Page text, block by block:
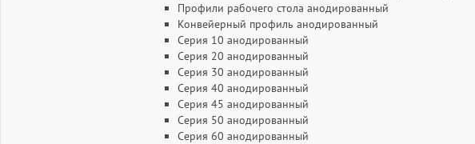
Профили рабочего стола анодированный
Конвейерный профиль анодированный
Серия 10 анодированный
Серия 20 анодированный
Серия 30 анодированный
Серия 40 анодированный
Серия 45 анодированный
Серия 50 анодированный
Серия 60 анодированный